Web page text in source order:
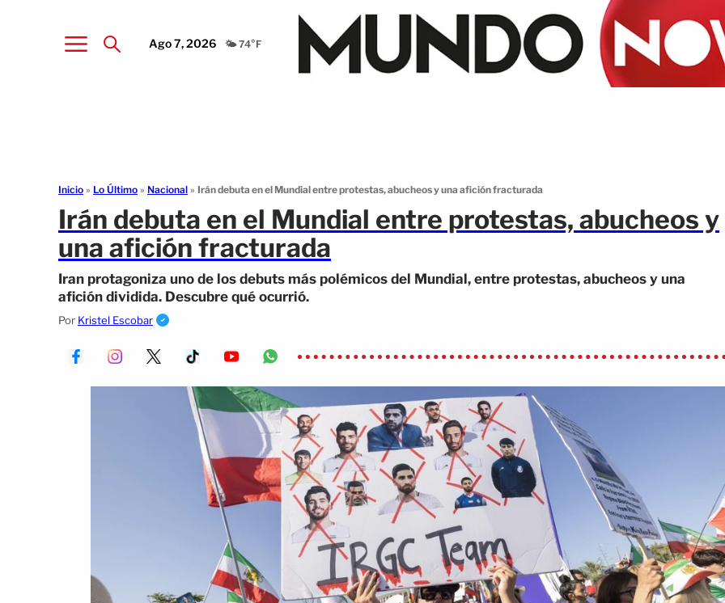
Ago 7, 2026 🌤️ 74°F
Inicio » Lo Último » Nacional » Irán debuta en el Mundial entre protestas, abucheos y una afición fracturada
Irán debuta en el Mundial entre protestas, abucheos y
una afición fracturada
Iran protagoniza uno de los debuts más polémicos del Mundial, entre protestas, abucheos y una
afición dividida. Descubre qué ocurrió.
Por Kristel Escobar